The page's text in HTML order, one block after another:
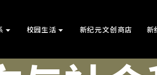
校园生活 新纪元文创商店 新